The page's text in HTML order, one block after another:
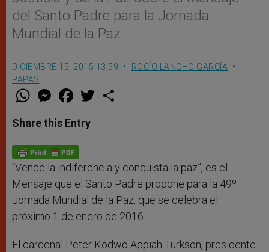
del Santo Padre para la Jornada
Mundial de la Paz
DICIEMBRE 15, 2015 13:59
ROCÍO LANCHO GARCÍA
PAPAS
W
t
s
p
p
M
e
s
e
g
e
r
F
a
e
b
o
k
w
Share this Entry
“Vence la indiferencia y conquista la paz”, es el
Mensaje que el Santo Padre propone para la 49º
Jornada Mundial de la Paz, que se celebra el
próximo 1 de enero de 2016.
El cardenal Peter Kodwo Appiah Turkson, presidente